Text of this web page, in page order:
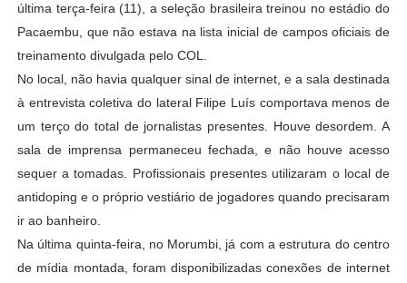
última terça-feira (11), a seleção brasileira treinou no estádio do
Pacaembu, que não estava na lista inicial de campos oficiais de
treinamento divulgada pelo COL.
No local, não havia qualquer sinal de internet, e a sala destinada
à entrevista coletiva do lateral Filipe Luís comportava menos de
um terço do total de jornalistas presentes. Houve desordem. A
sala de imprensa permaneceu fechada, e não houve acesso
sequer a tomadas. Profissionais presentes utilizaram o local de
antidoping e o próprio vestiário de jogadores quando precisaram
ir ao banheiro.
Na última quinta-feira, no Morumbi, já com a estrutura do centro
de mídia montada, foram disponibilizadas conexões de internet